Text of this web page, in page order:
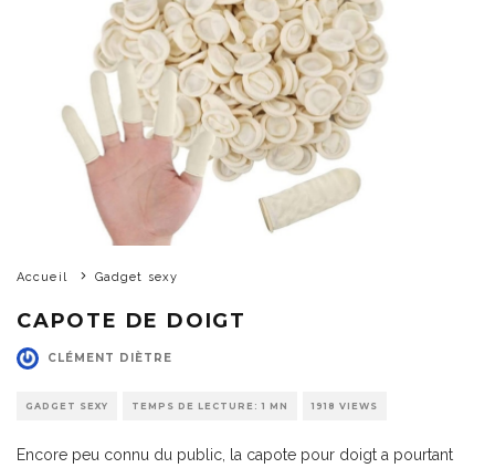
Accueil Gadget sexy
CAPOTE DE DOIGT
CLÉMENT DIÈTRE
GADGET SEXY TEMPS DE LECTURE: 1 MN 1918 VIEWS
Encore peu connu du public, la capote pour doigt a pourtant